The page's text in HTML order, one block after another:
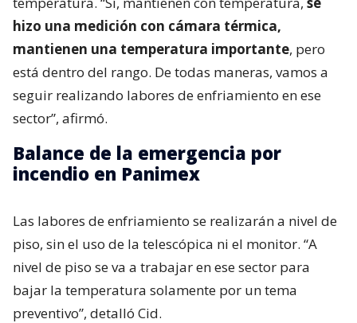
hizo una medición con cámara térmica,
mantienen una temperatura importante, pero
está dentro del rango. De todas maneras, vamos a
seguir realizando labores de enfriamiento en ese
sector”, afirmó.
Balance de la emergencia por
incendio en Panimex
Las labores de enfriamiento se realizarán a nivel de
piso, sin el uso de la telescópica ni el monitor. “A
nivel de piso se va a trabajar en ese sector para
bajar la temperatura solamente por un tema
preventivo”, detalló Cid.